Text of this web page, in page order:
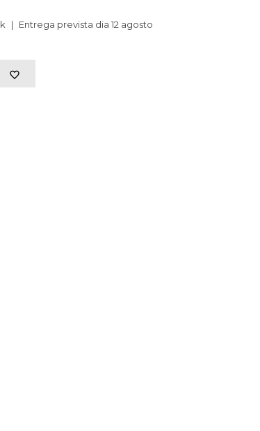
Entrega prevista dia 12 agosto